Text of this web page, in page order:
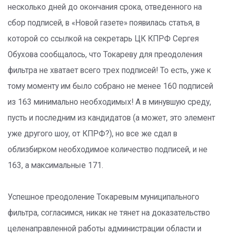
несколько дней до окончания срока, отведенного на
сбор подписей, в «Новой газете» появилась статья, в
которой со ссылкой на секретарь ЦК КПРФ Сергея
Обухова сообщалось, что Токареву для преодоления
фильтра не хватает всего трех подписей! То есть, уже к
тому моменту им было собрано не менее 160 подписей
из 163 минимально необходимых! А в минувшую среду,
пусть и последним из кандидатов (а может, это элемент
уже другого шоу, от КПРФ?), но все же сдал в
облизбирком необходимое количество подписей, и не
163, а максимальные 171.
Успешное преодоление Токаревым муниципального
фильтра, согласимся, никак не тянет на доказательство
целенаправленной работы администрации области и